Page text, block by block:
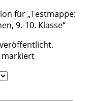
für „Testmappe:
9.-10. Klasse“
markiert